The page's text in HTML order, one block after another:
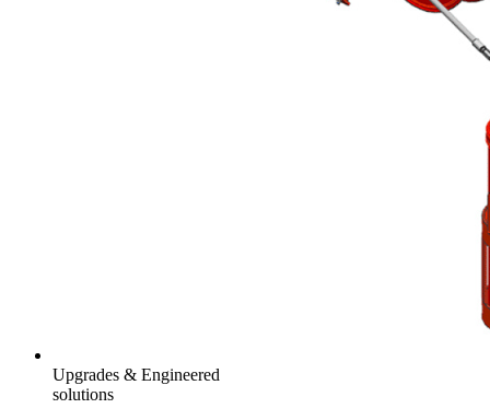
Upgrades & Engineered
solutions